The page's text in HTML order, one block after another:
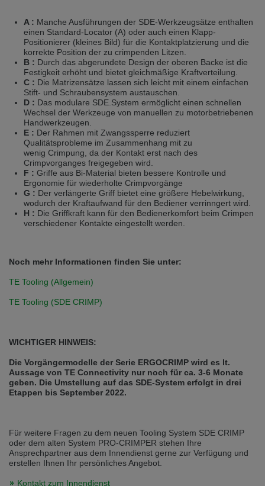
A : Manche Ausführungen der SDE-Werkzeugsätze enthalten
einen Standard-Locator (A) oder auch einen Klapp-
Positionierer (kleines Bild) für die Kontaktplatzierung und die
korrekte Position der zu crimpenden Litzen.
B : Durch das abgerundete Design der oberen Backe ist die
Festigkeit erhöht und bietet gleichmäßige Kraftverteilung.
C : Die Matrizensätze lassen sich leicht mit einem einfachen
Stift- und Schraubensystem austauschen.
D : Das modulare SDE.System ermöglicht einen schnellen
Wechsel der Werkzeuge von manuellen zu motorbetriebenen
Handwerkzeugen.
E : Der Rahmen mit Zwangssperre reduziert
Qualitätsprobleme im Zusammenhang mit zu
wenig Crimpung, da der Kontakt erst nach des
Crimpvorganges freigegeben wird.
F : Griffe aus Bi-Material bieten bessere Kontrolle und
Ergonomie für wiederholte Crimpvorgänge
G : Der verlängerte Griff bietet eine größere Hebelwirkung,
wodurch der Kraftaufwand für den Bediener verrinngert wird.
H : Die Griffkraft kann für den Bedienerkomfort beim Crimpen
verschiedener Kontakte eingestellt werden.
Noch mehr Informationen finden Sie unter:
TE Tooling (Allgemein)
TE Tooling (SDE CRIMP)
WICHTIGER HINWEIS:
Die Vorgängermodelle der Serie ERGOCRIMP wird es lt.
Aussage von TE Connectivity nur noch für ca. 3-6 Monate
geben. Die Umstellung auf das SDE-System erfolgt in drei
Etappen bis September 2022.
Für weitere Fragen zu dem neuen Tooling System SDE CRIMP
oder dem alten System PRO-CRIMPER stehen Ihre
Ansprechpartner aus dem Innendienst gerne zur Verfügung und
erstellen Ihnen Ihr persönliches Angebot.
Kontakt zum Innendienst